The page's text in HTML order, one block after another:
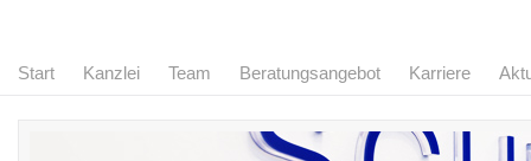
Start Kanzlei Team Beratungsangebot Karriere